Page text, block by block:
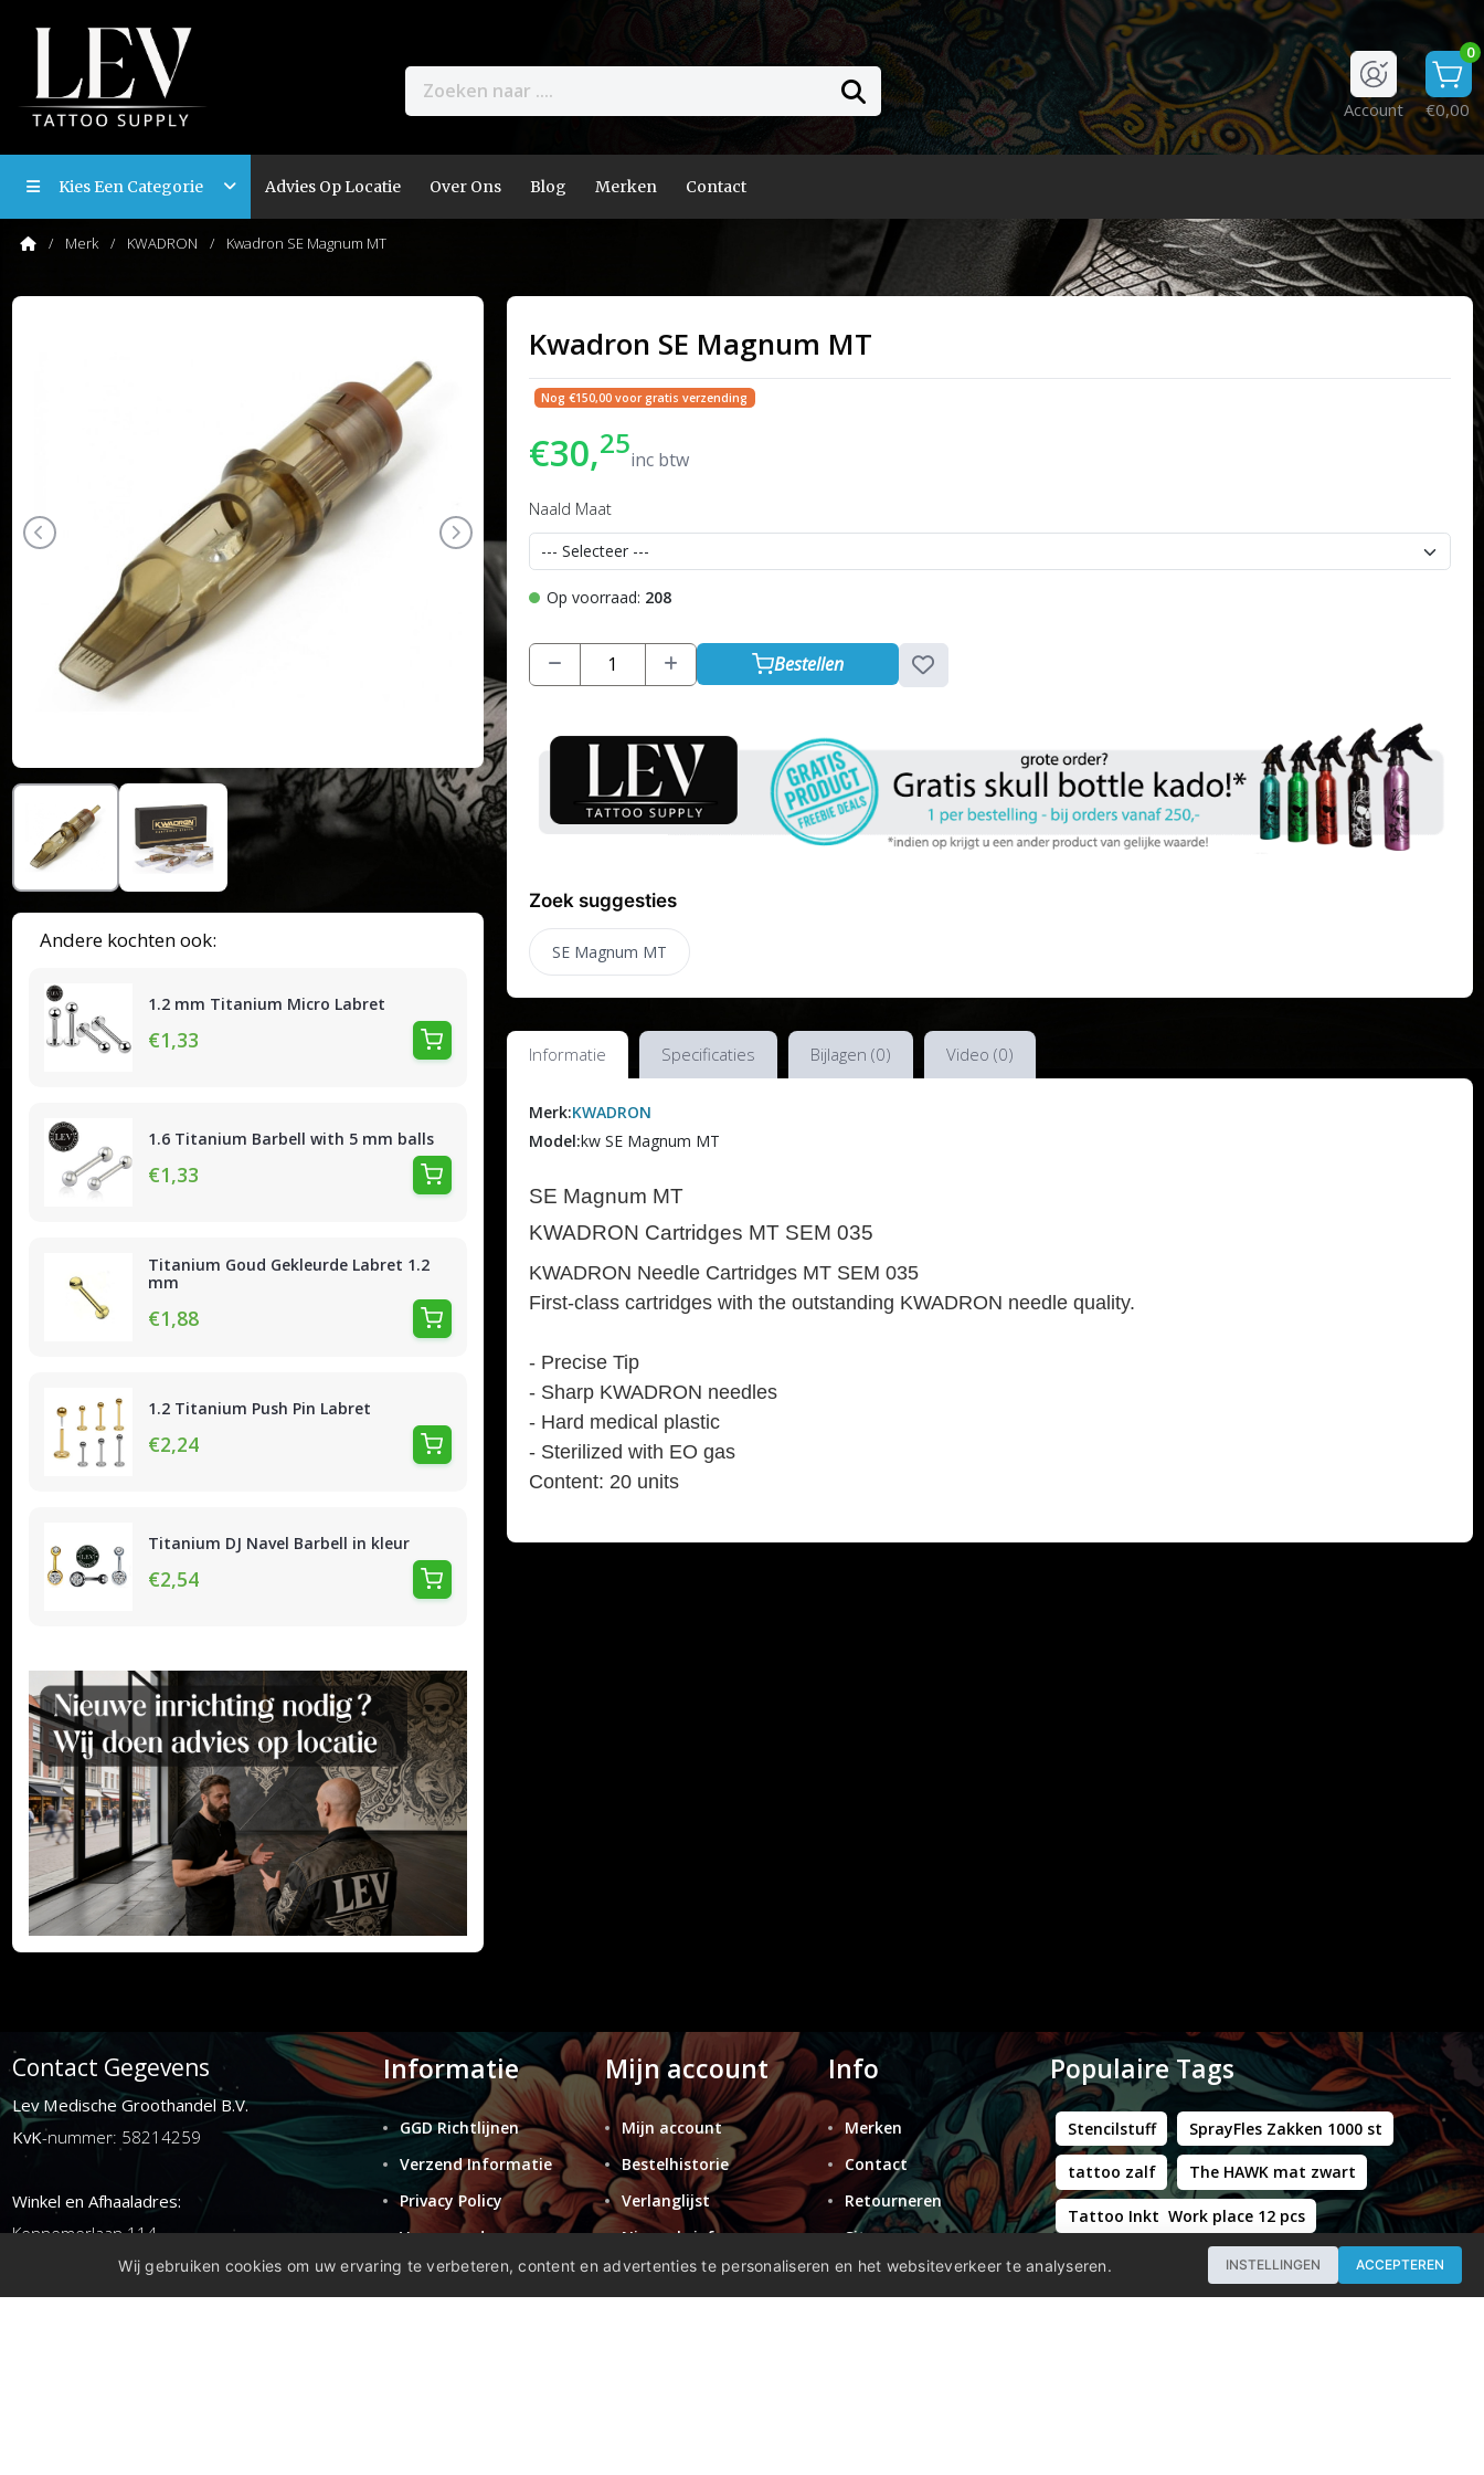
0
€0,00
Account
Kies Een Categorie Advies Op Locatie Over Ons Blog Merken Contact
Merk KWADRON Kwadron SE Magnum MT
Andere kochten ook:
1.2 mm Titanium Micro Labret
€1,33
1.6 Titanium Barbell with 5 mm balls
€1,33
Titanium Goud Gekleurde Labret 1.2
mm
€1,88
1.2 Titanium Push Pin Labret
€2,24
Titanium DJ Navel Barbell in kleur
€2,54
Kwadron SE Magnum MT
Nog €150,00 voor gratis verzending
€30,25inc btw
Naald Maat
Op voorraad: 208
Bestellen
Zoek suggesties
SE Magnum MT
Informatie Specificaties Bijlagen (0) Video (0)
Merk:KWADRON
Model:kw SE Magnum MT
SE Magnum MT
KWADRON Cartridges MT SEM 035
KWADRON Needle Cartridges MT SEM 035
First-class cartridges with the outstanding KWADRON needle quality.
- Precise Tip
- Sharp KWADRON needles
- Hard medical plastic
- Sterilized with EO gas
Content: 20 units
Contact Gegevens
Lev Medische Groothandel B.V.
KvK-nummer: 58214259
Winkel en Afhaaladres:
Kennemerlaan 114
1972ER ijmuiden
Informatie
GGD Richtlijnen
Verzend Informatie
Privacy Policy
Voorwaarden
Retouren
Mijn account
Mijn account
Bestelhistorie
Verlanglijst
Nieuwsbrief
Info
Merken
Contact
Retourneren
Sitemap
Populaire Tags
Stencilstuff SprayFles Zakken 1000 st
tattoo zalf The HAWK mat zwart
Tattoo Inkt Work place 12 pcs
Hustle Butter Deluxe Zakjes
Professional - Workstation Pro - Matt Black
Wij gebruiken cookies om uw ervaring te verbeteren, content en advertenties te personaliseren en het websiteverkeer te analyseren. INSTELLINGEN ACCEPTEREN